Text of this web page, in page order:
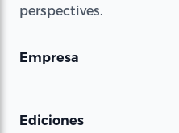
perspectives.
Empresa
Ediciones